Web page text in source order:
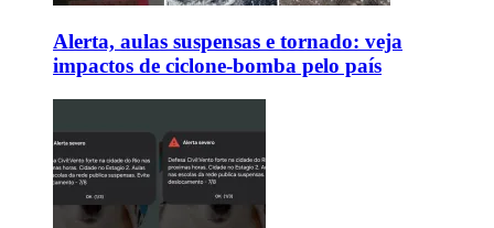
Alerta, aulas suspensas e tornado: veja
impactos de ciclone-bomba pelo país